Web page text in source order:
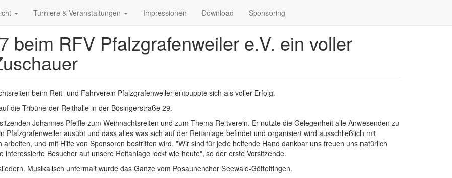
Turniere & Veranstaltungen Impressionen Download Sponsoring
beim RFV Pfalzgrafenweiler e.V. ein voller
beim Reit- und Fahrverein Pfalzgrafenweiler entpuppte sich als voller Erfolg.
die Tribüne der Reithalle in der Bösingerstraße 29.
Johannes Pfeifle zum Weihnachtsreiten und zum Thema Reitverein. Er nutzte die Gelegenheit alle Anwesenden zu
Pfalzgrafenweiler ausübt und dass alles was sich auf der Reitanlage befindet und organisiert wird ausschließlich mit
und mit Hilfe von Sponsoren bestritten wird. "Wir sind für jede helfende Hand dankbar uns freuen uns natürlich
Besucher auf unsere Reitanlage lockt wie heute", so der erste Vorsitzende.
Musikalisch untermalt wurde das Ganze vom Posaunenchor Seewald-Göttelfingen.